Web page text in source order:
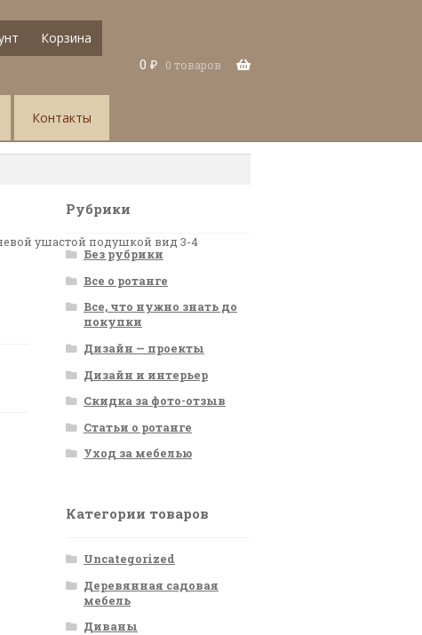
Корзина
0 ₽ 0 товаров
Контакты
ушастой подушкой вид 3-4
Рубрики
Без рубрики
Все о ротанге
Все, что нужно знать до
покупки
Дизайн — проекты
Дизайн и интерьер
Скидка за фото-отзыв
Статьи о ротанге
Уход за мебелью
Категории товаров
Uncategorized
Деревянная садовая
мебель
Диваны